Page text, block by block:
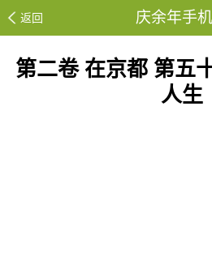
返回 庆余年手
第二卷 在京都 第五
人生